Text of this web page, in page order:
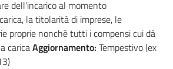
dell'incarico al momento
la titolarità di imprese, le
proprie nonchè tutti i compensi cui dà
caricaAggiornamento: Tempestivo (ex